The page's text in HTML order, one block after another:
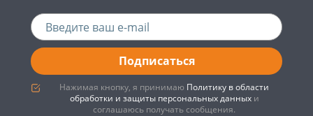
Подписаться
Нажимая кнопку, я принимаю Политику в области
обработки и защиты персональных данныхи
соглашаюсь получать сообщения.